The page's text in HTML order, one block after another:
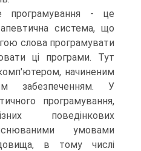
програмування - це
система, що
слова програмувати
ці програми. Тут
начиненим
забезпеченням. У
програмування,
поведінкових
умовами
в тому числі